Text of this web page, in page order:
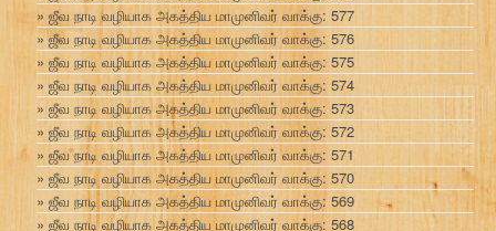
ஜீவ நாடி வழியாக அகத்திய மாமுனிவர் வாக்கு: 577
ஜீவ நாடி வழியாக அகத்திய மாமுனிவர் வாக்கு: 576
ஜீவ நாடி வழியாக அகத்திய மாமுனிவர் வாக்கு: 575
ஜீவ நாடி வழியாக அகத்திய மாமுனிவர் வாக்கு: 574
ஜீவ நாடி வழியாக அகத்திய மாமுனிவர் வாக்கு: 573
ஜீவ நாடி வழியாக அகத்திய மாமுனிவர் வாக்கு: 572
ஜீவ நாடி வழியாக அகத்திய மாமுனிவர் வாக்கு: 571
ஜீவ நாடி வழியாக அகத்திய மாமுனிவர் வாக்கு: 570
ஜீவ நாடி வழியாக அகத்திய மாமுனிவர் வாக்கு: 569
ஜீவ நாடி வழியாக அகத்திய மாமுனிவர் வாக்கு: 568